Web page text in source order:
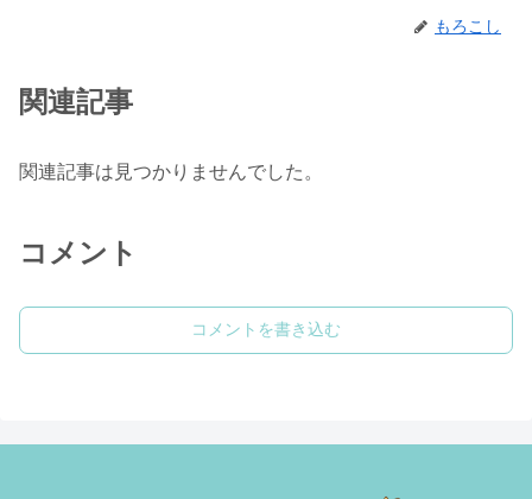
もろこし
関連記事
関連記事は見つかりませんでした。
コメント
コメントを書き込む